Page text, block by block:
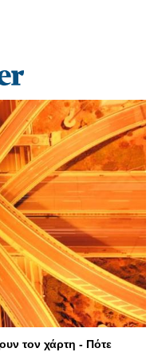
τον χάρτη - Πότε